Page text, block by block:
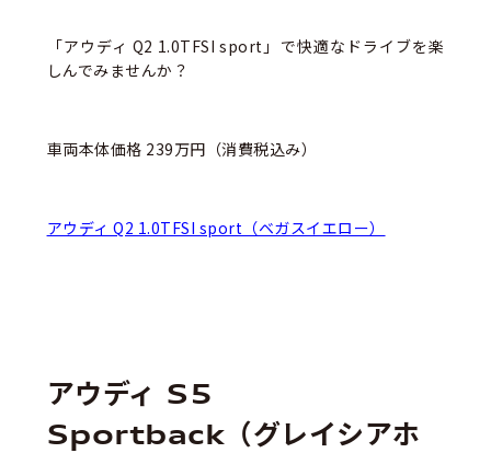
「アウディ Q2 1.0TFSI sport」で快適なドライブを楽
しんでみませんか？
車両本体価格 239万円（消費税込み）
アウディ Q2 1.0TFSI sport（ベガスイエロー）
アウディ S5
Sportback（グレイシアホ